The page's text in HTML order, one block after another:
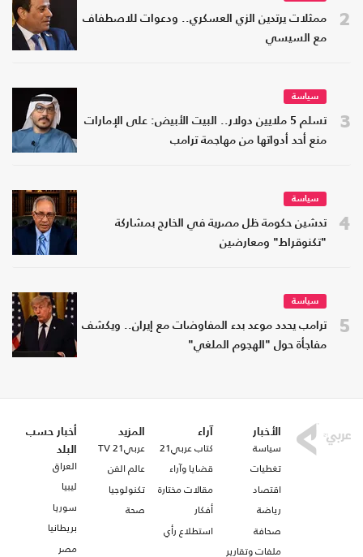
2
ممثلات يرتدين الزي العسكري.. ودعوات للاصطفاف
مع السيسي
3
سياسة
تسلم 5 ملايين دولار.. البيت الأبيض: على الإمارات
منع أحد أدواتها من مهاجمة ترامب
4
سياسة
تدشين حكومة ظل مصرية في الخارج بمشاركة
"تكنوقراط" ومعارضين
5
سياسة
ترامب يحدد موعد بدء المفاوضات مع إيران.. ويكشف
مفاجأة حول "الهجوم الملغي"
الأخبار
سياسة
تغطيات
اقتصاد
رياضة
صحافة
ملفات وتقارير
آراء
كتاب عربي21
قضايا وآراء
مقالات مختارة
أفكار
استطلاع رأي
المزيد
عربي21 TV
عالم الفن
تكنولوجيا
صحة
أخبار حسب
البلد
العراق
ليبيا
سوريا
بريطانيا
مصر